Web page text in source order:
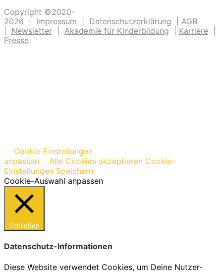
Copyright ©2020-
2026 | Impressum Datenschutzerklärung
AGB
Newsletter Akademie für Kinderbildung Karriere
Presse
Cookie Einstellungen
anpassen
Alle Cookies akzeptieren Cookie-
Einstellungen Speichern
Cookie-Auswahl anpassen
Schließen
Datenschutz-Informationen
Diese Website verwendet Cookies, um Deine Nutzer-